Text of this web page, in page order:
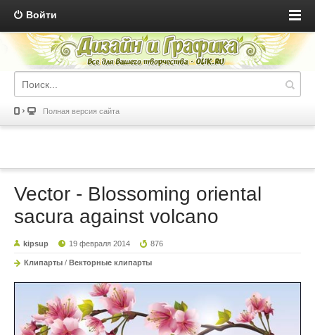
Войти
Полная версия сайта
Vector - Blossoming oriental
sacura against volcano
kipsup 19 февраля 2014 876
Клипарты / Векторные клипарты